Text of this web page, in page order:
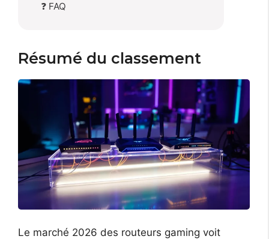
❓ FAQ
Résumé du classement
Le marché 2026 des routeurs gaming voit